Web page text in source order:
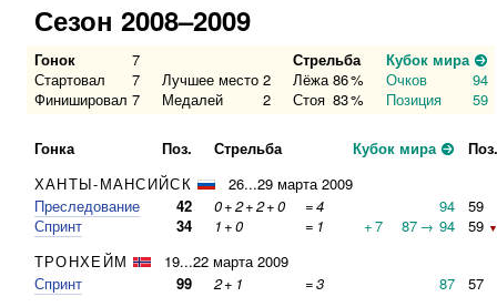
Сезон 2008–2009
Гонок 7 Стрельба
Кубок мира
Стартовал
7 Лучшее место 2 Лёжа 86% Очков
94
Финишировал 7 Медалей 2 Стоя 83% Позиция 59
Гонка Поз. Стрельба Кубок мира
Поз.
ХАНТЫ-МАНСИЙСК
26...29 марта 2009
Преследование
42 0+2+2+0 =4 94
59
Спринт
34 1+0 = 1 +7 87→ 94 59
ТРОНХЕЙМ
19...22 марта 2009
Спринт
99 2+ 1 =3 87
57